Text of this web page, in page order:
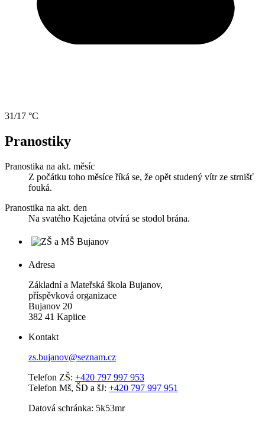
31/17 °C
Pranostiky
Pranostika na akt. měsíc
Z počátku toho měsíce říká se, že opět studený vítr ze strnišť
fouká.
Pranostika na akt. den
Na svatého Kajetána otvírá se stodol brána.
Adresa
Základní a Mateřská škola Bujanov,
příspěvková organizace
Bujanov 20
382 41 Kapiice
Kontakt
zs.bujanov@seznam.cz
Telefon ZŠ: +420 797 997 953
Telefon Mš, ŠD a šJ: +420 797 997 951
Datová schránka: 5k53mr